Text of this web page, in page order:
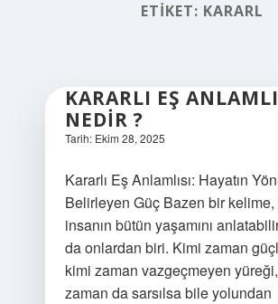
ETIKET: KARARL
KARARLI EŞ
NEDIR ?
Tarih: Ekim 28, 2025
Kararlı Eş Anlamlısı: Hayatın
Belirleyen Güç Bazen bir kelime,
insanın bütün yaşamını
da onlardan biri. Kimi zaman
kimi zaman vazgeçmeyen
zaman da sarsılsa bile yolundan